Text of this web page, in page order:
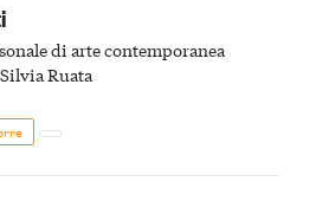
di arte contemporanea
Ruata